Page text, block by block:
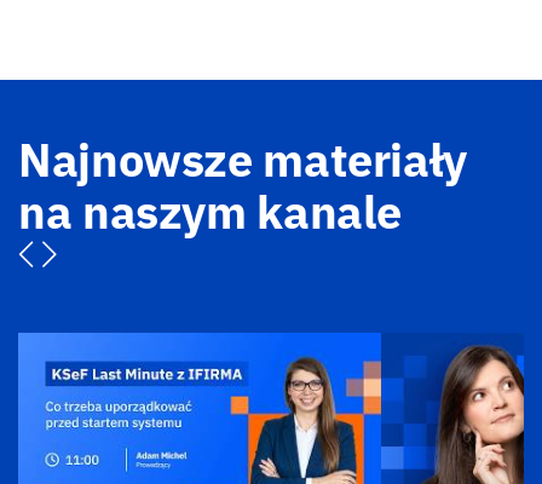
Najnowsze materiały
na naszym kanale